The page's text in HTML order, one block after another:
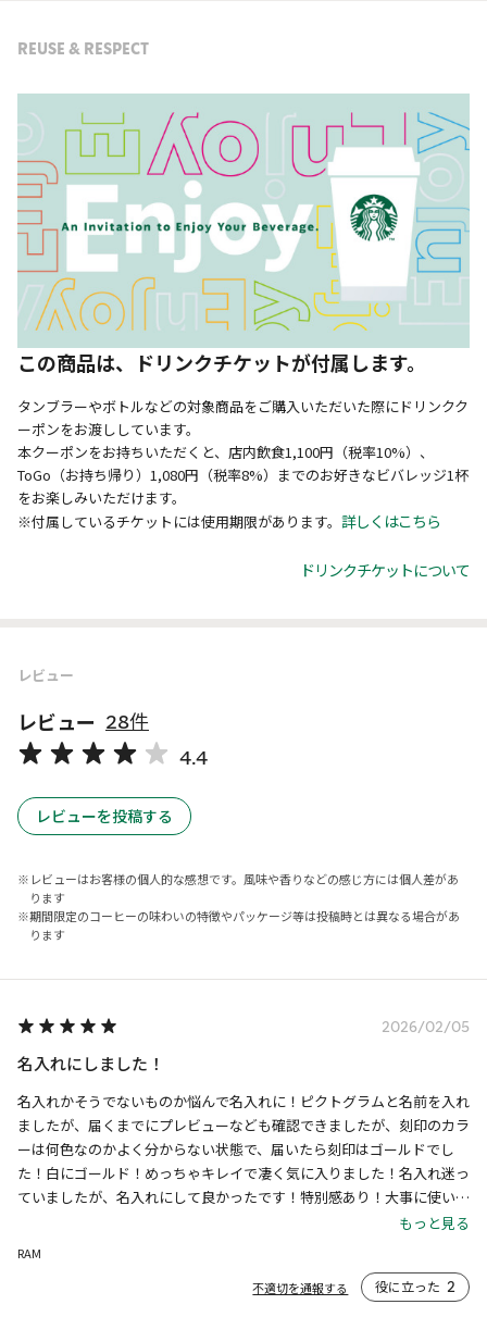
REUSE & RESPECT
この商品は、ドリンクチケットが付属します。
タンブラーやボトルなどの対象商品をご購入いただいた際にドリンクク
ーポンをお渡ししています。
本クーポンをお持ちいただくと、店内飲食1,100円（税率10%）、
ToGo（お持ち帰り）1,080円（税率8%）までのお好きなビバレッジ1杯
をお楽しみいただけます。
※付属しているチケットには使用期限があります。 詳しくはこちら
ドリンクチケットについて
レビュー
レビュー 28件
4.4
レビューを投稿する
レビューはお客様の個人的な感想です。風味や香りなどの感じ方には個人差があ
ります
期間限定のコーヒーの味わいの特徴やパッケージ等は投稿時とは異なる場合があ
ります
2026/02/05
名入れにしました！
名入れかそうでないものか悩んで名入れに！ピクトグラムと名前を入れ
ましたが、届くまでにプレビューなども確認できましたが、刻印のカラ
ーは何色なのかよく分からない状態で、届いたら刻印はゴールドでし
た！白にゴールド！めっちゃキレイで凄く気に入りました！名入れ迷っ
ていましたが、名入れにして良かったです！特別感あり！大事に使いま
もっと見る
RAM
不適切を通報する 役に立った 2